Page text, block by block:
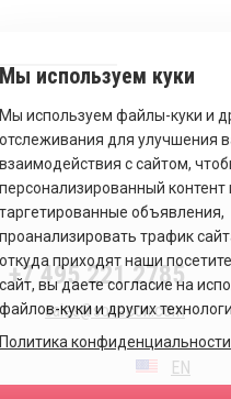
+7 495 221 2785
sales@sovecon.com
EN
Политика конфиденциальности